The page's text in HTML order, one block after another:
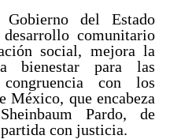
del Estado
comunitario
social, mejora la
bienestar para las
con los
México, que encabeza
Pardo, de
con justicia.